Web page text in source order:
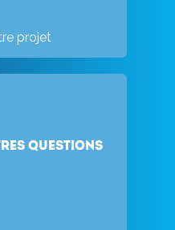
projet
questions